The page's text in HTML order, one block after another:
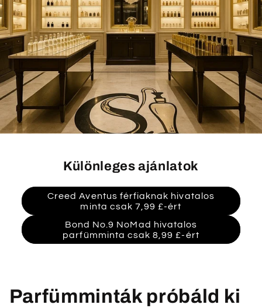
Különleges ajánlatok
Creed Aventus férfiaknak hivatalos
minta csak 7,99 £-ért
Bond No.9 NoMad hivatalos
parfümminta csak 8,99 £-ért
Parfümminták próbáld ki